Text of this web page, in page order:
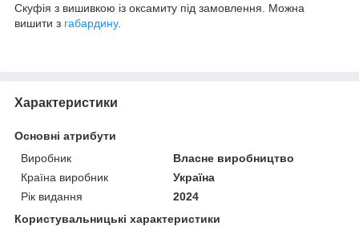
Скуфія з вишивкою із оксамиту під замовлення. Можна
вишити з габардину.
Характеристики
Основні атрибути
Виробник
Власне виробництво
Країна виробник
Україна
Рік видання
2024
Користувальницькі характеристики